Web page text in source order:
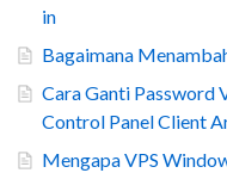
in
Bagaimana
Cara Ganti Password
Control Panel Client
Mengapa VPS